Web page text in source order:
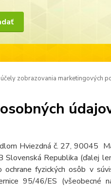
zobrazovania marketingových
Hviezdná č. 27, 90045
Republika (ďalej
fyzických osôb v
95/46/ES (všeobecné